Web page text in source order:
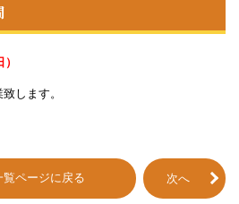
します。
覧ページに戻る 次へ